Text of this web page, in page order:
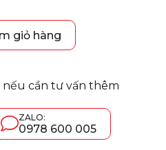
giỏ hàng
nếu cần tư vấn thêm
ZALO:
0978 600 005